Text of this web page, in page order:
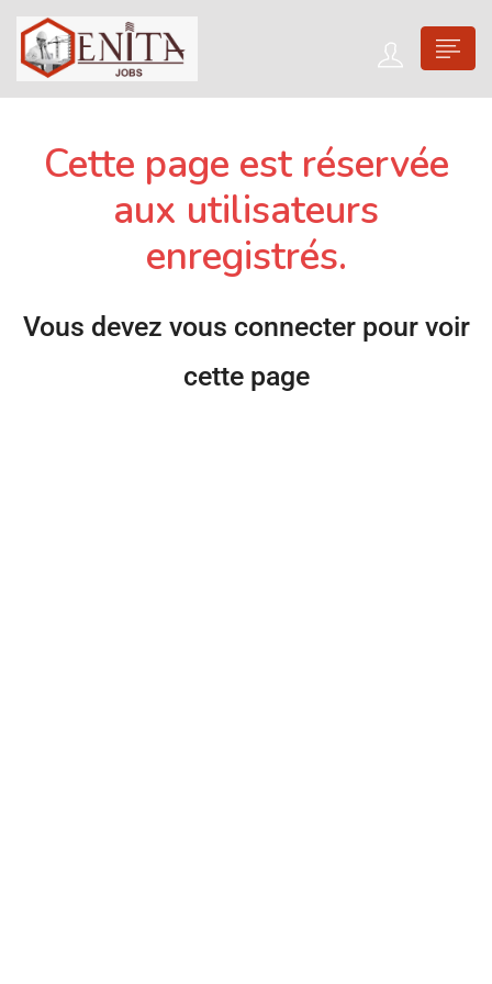
Cette page est réservée
aux utilisateurs
enregistrés.
Vous devez vous connecter pour voir
cette page